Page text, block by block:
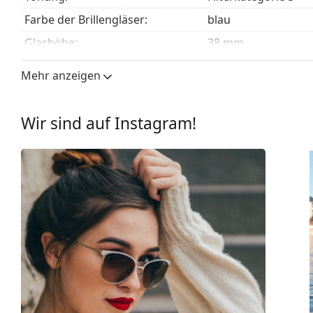
Farbe der Brillengläser:
blau
Glashöhe:
38 mm
Glasbreite:
59 mm
Brillenfassungen
Rahmenform:
Rechteckig
Farbe der Fassung:
Material der Fassung:
Größe:
L
Brillenbreite:
143 mm
Bügellänge:
145 mm
Stegbreite:
16 mm
Mehr anzeigen
Wir sind auf Instagram!